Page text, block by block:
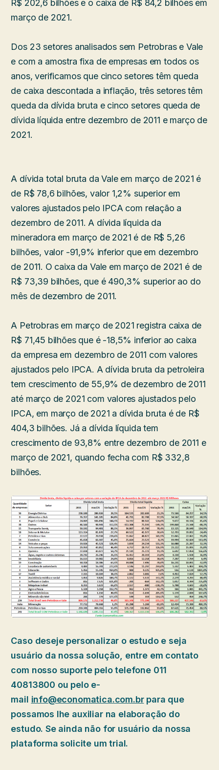
R$ 202,6 bilhões e o caixa de R$ 84,2 bilhões em
março de 2021.
Dos 23 setores analisados sem Petrobras e Vale
e com a amostra fixa de empresas em todos os
anos, verificamos que cinco setores têm queda
de caixa descontada a inflação, três setores têm
queda da dívida bruta e cinco setores queda de
dívida líquida entre dezembro de 2011 e março de
2021.
A dívida total bruta da Vale em março de 2021 é
de R$ 78,6 bilhões, valor 1,2% superior em
valores ajustados pelo IPCA com relação a
dezembro de 2011. A dívida líquida da
mineradora em março de 2021 é de R$ 5,26
bilhões, valor -91,9% inferior que em dezembro
de 2011. O caixa da Vale em março de 2021 é de
R$ 73,39 bilhões, que é 490,3% superior ao do
mês de dezembro de 2011.
A Petrobras em março de 2021 registra caixa de
R$ 71,45 bilhões que é -18,5% inferior ao caixa
da empresa em dezembro de 2011 com valores
ajustados pelo IPCA. A dívida bruta da petroleira
tem crescimento de 55,9% de dezembro de 2011
até março de 2021 com valores ajustados pelo
IPCA, em março de 2021 a dívida bruta é de R$
404,3 bilhões. Já a dívida líquida tem
crescimento de 93,8% entre dezembro de 2011 e
março de 2021, quando fecha com R$ 332,8
bilhões.
Caso deseje personalizar o estudo e seja
usuário da nossa solução, entre em contato
com nosso suporte pelo telefone 011
40813800 ou pelo e-
mail info@economatica.com.brpara que
possamos lhe auxiliar na elaboração do
estudo. Se ainda não for usuário da nossa
plataforma solicite um trial.